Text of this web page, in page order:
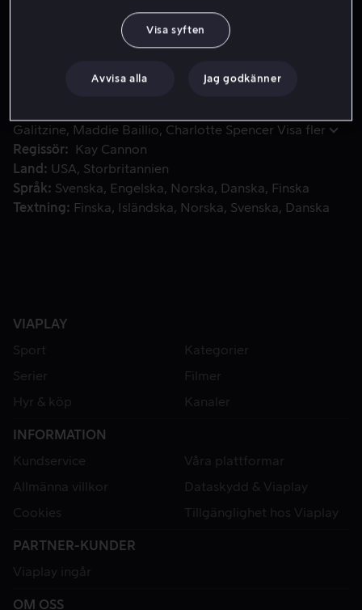
driven och djärv ny tagning på den klassiska sagan. Vår
ambitiösa hjältinna har stora drömmar och med hjälp av
Galitzine
Maddie Baillio Charlotte Spencer Visa fler
Regissör
Kay Cannon
Land
USA
Storbritannien
Språk
Svenska Engelska Norska Danska
Finska
Textning
Finska Isländska Norska Svenska Danska
VIAPLAY
Sport
Kategorier
Serier
Filmer
Hyr & köp
Kanaler
INFORMATION
Kundservice
Våra plattformar
Allmänna villkor
Dataskydd & Viaplay
Cookies
Tillgänglighet hos Viaplay
PARTNER-KUNDER
Viaplay ingår
OM OSS
Visa syften
Avvisa alla Jag godkänner